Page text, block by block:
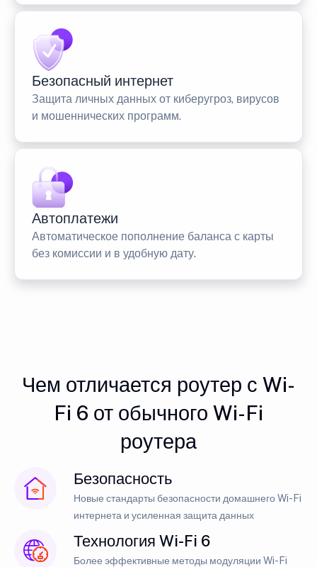
Безопасный интернет
Защита личных данных от киберугроз, вирусов
и мошеннических программ.
Автоплатежи
Автоматическое пополнение баланса с карты
без комиссии и в удобную дату.
Чем отличается роутер с Wi-
Fi 6 от обычного Wi-Fi
роутера
Безопасность
Новые стандарты безопасности домашнего Wi-Fi
интернета и усиленная защита данных
Технология Wi-Fi 6
Более эффективные методы модуляции Wi-Fi